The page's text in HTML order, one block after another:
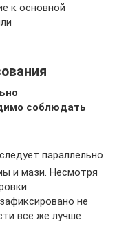
к основной
соблюдать
параллельно
и мази. Несмотря
не
все же лучше